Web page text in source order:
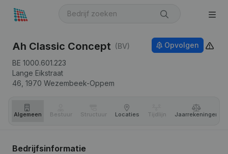
Ah Classic Concept (BV)
BE 1000.601.223
Lange Eikstraat
46, 1970 Wezembeek-Oppem
Opvolgen
Algemeen Bestuur Structuur Locaties Tijdlijn Jaar­rekeningen
Bedrijfsinformatie